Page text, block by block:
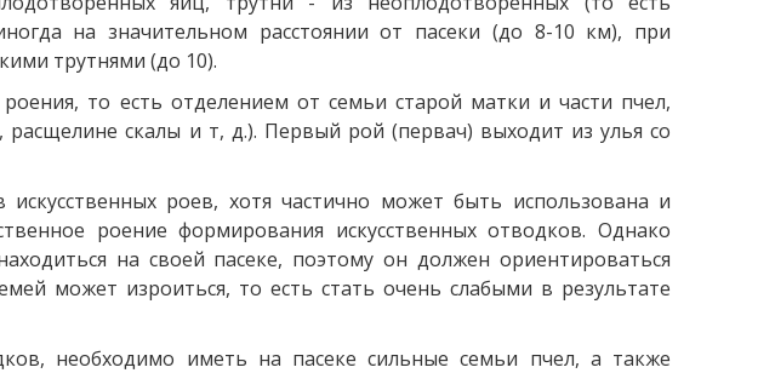
на значительном расстоянии от пасеки (до 8-10 км), при
трутнями (до 10).
то есть отделением от семьи старой матки и части пчел,
скалы и т, д.). Первый рой (первач) выходит из улья со
роев, хотя частично может быть использована и
роение формирования искусственных отводков. Однако
на своей пасеке, поэтому он должен ориентироваться
может изроиться, то есть стать очень слабыми в результате
необходимо иметь на пасеке сильные семьи пчел, а также